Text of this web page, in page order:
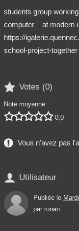
students group
computer
at modern
https://
school-project-together
 Votes (0)
Note moyenne :
 0,0
Vous n'avez pas
 Utilisateur
Publiée le
par ronan